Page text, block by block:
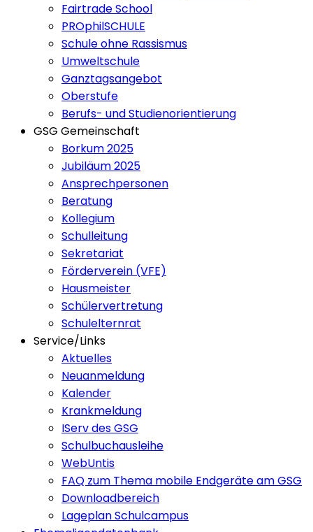
Fairtrade School
PROphilSCHULE
Schule ohne Rassismus
Umweltschule
Ganztagsangebot
Oberstufe
Berufs- und Studienorientierung
GSG Gemeinschaft
Borkum 2025
Jubiläum 2025
Ansprechpersonen
Beratung
Kollegium
Schulleitung
Sekretariat
Förderverein (VFE)
Hausmeister
Schülervertretung
Schulelternrat
Service/Links
Aktuelles
Neuanmeldung
Kalender
Krankmeldung
IServ des GSG
Schulbuchausleihe
WebUntis
FAQ zum Thema mobile Endgeräte am GSG
Downloadbereich
Lageplan Schulcampus